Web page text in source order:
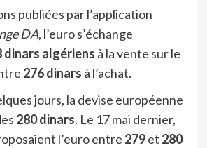
publiées par l’application
DA, l’euro s’échange
dinars algériens à la vente sur le
276 dinars à l’achat.
jours, la devise européenne
280 dinars. Le 17 mai dernier,
l’euro entre 279et 280